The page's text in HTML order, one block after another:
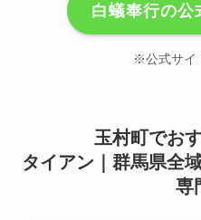
白蟻奉行の公
※公式サイ
玉村町でお
タイアン｜群馬県全
専